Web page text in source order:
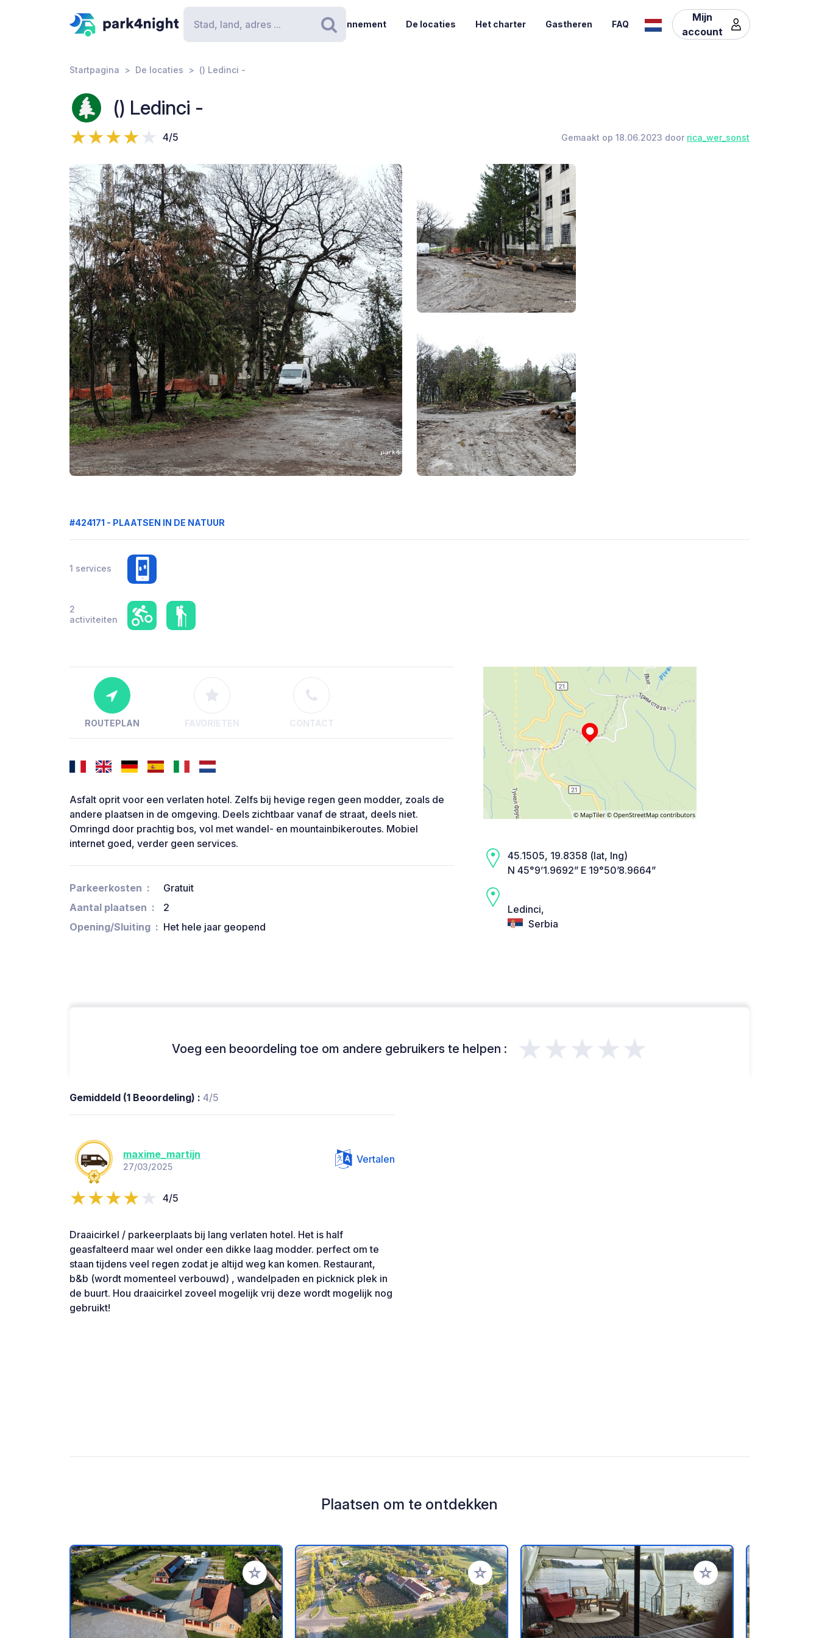
Zoeken
Abonnement De locaties Het charter Gastheren FAQ
Mijn
account
Startpagina De locaties () Ledinci -
() Ledinci -
4/5 Gemaakt op 18.06.2023 door rica_wer_sonst
#424171 - PLAATSEN IN DE NATUUR
1 services
2
activiteiten
ROUTEPLAN FAVORIETEN CONTACT
Asfalt oprit voor een verlaten hotel. Zelfs bij hevige regen geen modder, zoals de
andere plaatsen in de omgeving. Deels zichtbaar vanaf de straat, deels niet.
Omringd door prachtig bos, vol met wandel- en mountainbikeroutes. Mobiel
internet goed, verder geen services.
Parkeerkosten
Gratuit
Aantal plaatsen
2
Opening/Sluiting
Het hele jaar geopend
45.1505, 19.8358 (lat, lng)
N 45°9’1.9692” E 19°50’8.9664”
Ledinci,
Serbia
Voeg een beoordeling toe om andere gebruikers te helpen : ★★★★★
Gemiddeld (1 Beoordeling) : 4/5
maxime_martijn
27/03/2025
Vertalen
4/5
Draaicirkel / parkeerplaats bij lang verlaten hotel. Het is half
geasfalteerd maar wel onder een dikke laag modder. perfect om te
staan tijdens veel regen zodat je altijd weg kan komen. Restaurant,
b&b (wordt momenteel verbouwd) , wandelpaden en picknick plek in
de buurt. Hou draaicirkel zoveel mogelijk vrij deze wordt mogelijk nog
gebruikt!
Plaatsen om te ontdekken
Voeg toe aan je favorieten Voeg toe aan je favorieten Voeg toe aan je favorieten